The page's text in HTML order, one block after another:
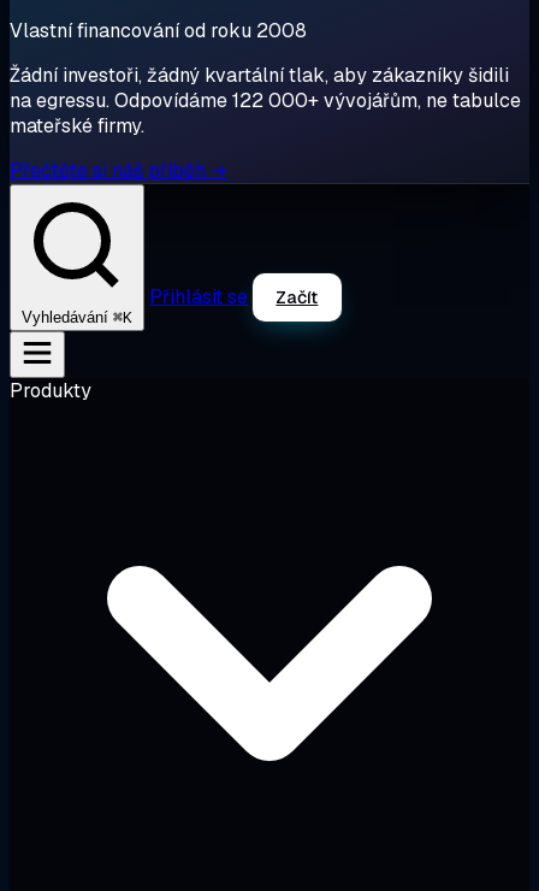
Vlastní financování od roku 2008
Žádní investoři, žádný kvartální tlak, aby zákazníky šidili
na egressu. Odpovídáme 122 000+ vývojářům, ne tabulce
mateřské firmy.
Přečtěte si náš příběh →
Vyhledávání ⌘K
Přihlásit se Začít
Produkty